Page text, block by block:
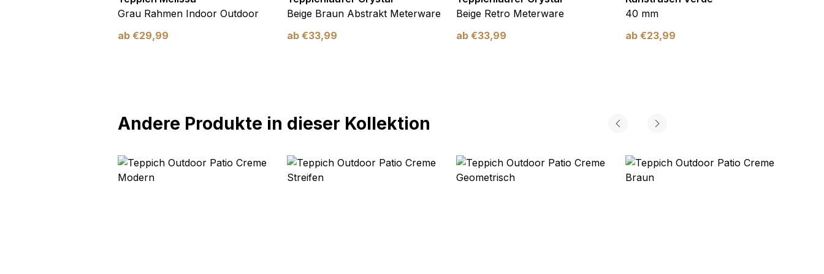
Grau Rahmen Indoor Outdoor
ab €29,99
Beige Braun Abstrakt Meterware
ab €33,99
Beige Retro Meterware
ab €33,99
40 mm
ab €23,99
Andere Produkte in dieser Kollektion